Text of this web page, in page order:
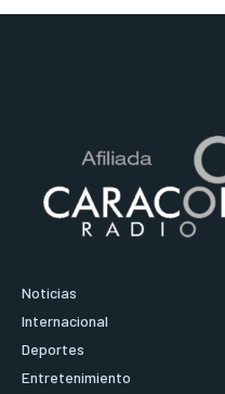
Noticias
Internacional
Deportes
Entretenimiento